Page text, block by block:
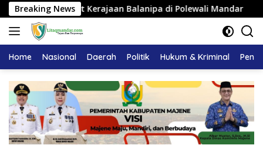
Langsung
ke
konten
Breaking News
Adat Kerajaan Balanipa di Polewali Mandar
Home Nasional Daerah Politik Hukum & Kriminal